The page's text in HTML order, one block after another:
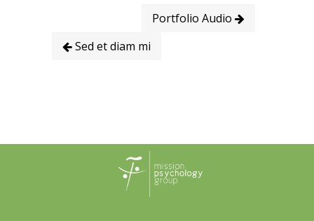
Portfolio Audio
Sed et diam mi